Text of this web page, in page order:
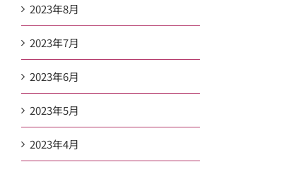
2023年8月
2023年7月
2023年6月
2023年5月
2023年4月